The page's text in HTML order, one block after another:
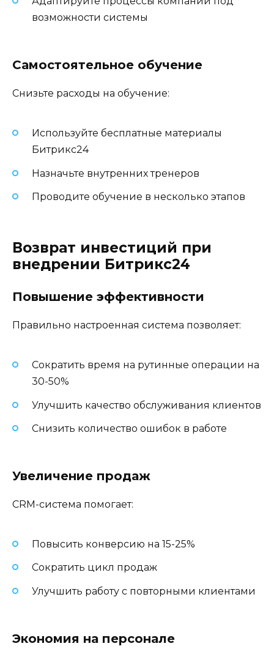
возможности системы
Самостоятельное обучение
Снизьте расходы на обучение:
Используйте бесплатные материалы
Битрикс24
Назначьте внутренних тренеров
Проводите обучение в несколько этапов
Возврат инвестиций при
внедрении Битрикс24
Повышение эффективности
Правильно настроенная система позволяет:
Сократить время на рутинные операции на
30-50%
Улучшить качество обслуживания клиентов
Снизить количество ошибок в работе
Увеличение продаж
CRM-система помогает:
Повысить конверсию на 15-25%
Сократить цикл продаж
Улучшить работу с повторными клиентами
Экономия на персонале